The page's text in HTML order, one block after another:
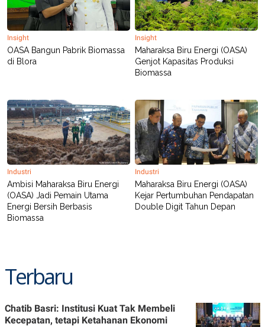
Insight
OASA Bangun Pabrik Biomassa
di Blora
Insight
Maharaksa Biru Energi (OASA)
Genjot Kapasitas Produksi
Biomassa
Industri
Ambisi Maharaksa Biru Energi
(OASA) Jadi Pemain Utama
Energi Bersih Berbasis
Biomassa
Industri
Maharaksa Biru Energi (OASA)
Kejar Pertumbuhan Pendapatan
Double Digit Tahun Depan
Terbaru
Chatib Basri: Institusi Kuat Tak Membeli
Kecepatan, tetapi Ketahanan Ekonomi